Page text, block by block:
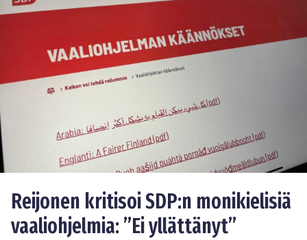
Reijonen kritisoi SDP:n monikielisiä
vaaliohjelmia: ”Ei yllättänyt”